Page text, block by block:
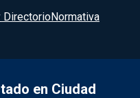
DirectorioNormativa
en Ciudad